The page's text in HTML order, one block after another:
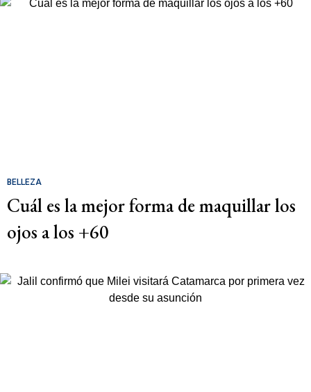
BELLEZA
Cuál es la mejor forma de maquillar los
ojos a los +60